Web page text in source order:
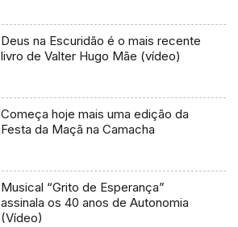
Deus na Escuridão é o mais recente
livro de Valter Hugo Mãe (vídeo)
Começa hoje mais uma edição da
Festa da Maçã na Camacha
Musical “Grito de Esperança”
assinala os 40 anos de Autonomia
(Vídeo)